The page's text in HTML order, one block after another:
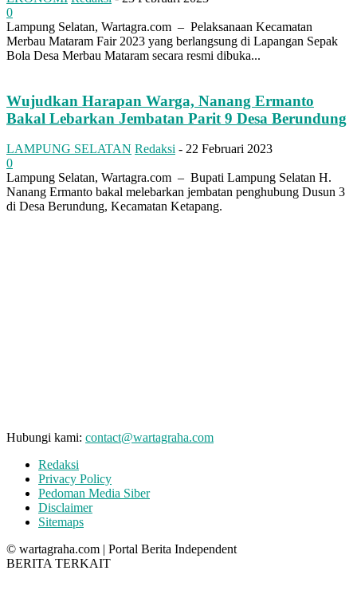
0
Lampung Selatan, Wartagra.com – Pelaksanaan Kecamatan
Merbau Mataram Fair 2023 yang berlangsung di Lapangan Sepak
Bola Desa Merbau Mataram secara resmi dibuka...
Wujudkan Harapan Warga, Nanang Ermanto
Bakal Lebarkan Jembatan Parit 9 Desa Berundung
LAMPUNG SELATAN Redaksi - 22 Februari 2023
0
Lampung Selatan, Wartagra.com – Bupati Lampung Selatan H.
Nanang Ermanto bakal melebarkan jembatan penghubung Dusun 3
di Desa Berundung, Kecamatan Ketapang.
Hubungi kami: contact@wartagraha.com
Redaksi
Privacy Policy
Pedoman Media Siber
Disclaimer
Sitemaps
© wartagraha.com | Portal Berita Independent
BERITA TERKAIT